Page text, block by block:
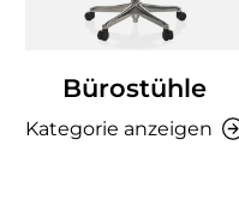
Bürostühle
Kategorie anzeigen